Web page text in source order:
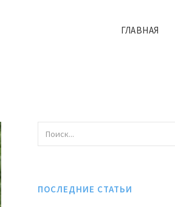
ГЛАВНАЯ
ПОСЛЕДНИЕ СТАТЬИ